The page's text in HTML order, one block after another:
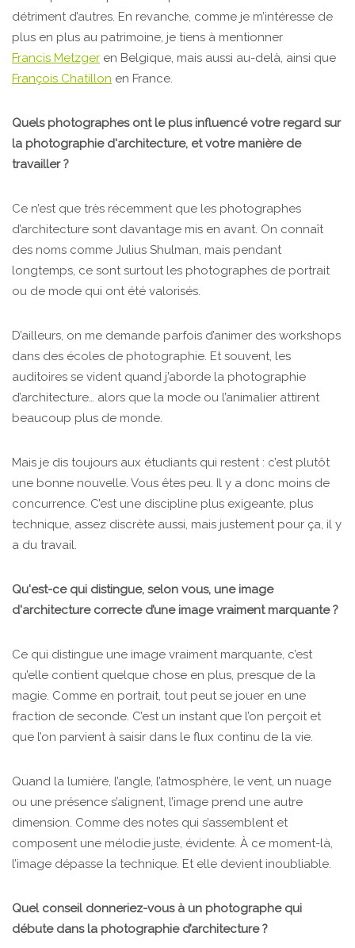
détriment d’autres. En revanche, comme je m’intéresse de
plus en plus au patrimoine, je tiens à mentionner
Francis Metzger en Belgique, mais aussi au-delà, ainsi que
François Chatillon en France.
Quels photographes ont le plus influencé votre regard sur
la photographie d'architecture, et votre manière de
travailler ?
Ce n’est que très récemment que les photographes
d’architecture sont davantage mis en avant. On connaît
des noms comme Julius Shulman, mais pendant
longtemps, ce sont surtout les photographes de portrait
ou de mode qui ont été valorisés.
D’ailleurs, on me demande parfois d’animer des workshops
dans des écoles de photographie. Et souvent, les
auditoires se vident quand j’aborde la photographie
d’architecture… alors que la mode ou l’animalier attirent
beaucoup plus de monde.
Mais je dis toujours aux étudiants qui restent : c’est plutôt
une bonne nouvelle. Vous êtes peu. Il y a donc moins de
concurrence. C’est une discipline plus exigeante, plus
technique, assez discrète aussi, mais justement pour ça, il y
a du travail.
Qu'est-ce qui distingue, selon vous, une image
d'architecture correcte d’une image vraiment marquante ?
Ce qui distingue une image vraiment marquante, c’est
qu’elle contient quelque chose en plus, presque de la
magie. Comme en portrait, tout peut se jouer en une
fraction de seconde. C’est un instant que l’on perçoit et
que l’on parvient à saisir dans le flux continu de la vie.
Quand la lumière, l’angle, l’atmosphère, le vent, un nuage
ou une présence s’alignent, l’image prend une autre
dimension. Comme des notes qui s’assemblent et
composent une mélodie juste, évidente. À ce moment-là,
l’image dépasse la technique. Et elle devient inoubliable.
Quel conseil donneriez-vous à un photographe qui
débute dans la photographie d’architecture ?